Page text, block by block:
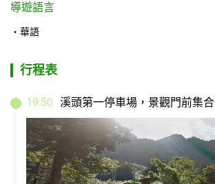
導遊語言
華語
行程表
19:50 溪頭第一停車場，景觀門前集合